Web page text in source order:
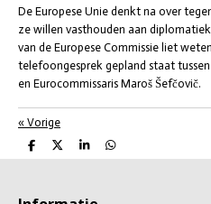
De Europese Unie denkt na over
ze willen vasthouden aan
van de Europese Commissie liet
telefoongesprek gepland staat
en Eurocommissaris Maroš Šefčovič.
« Vorige
D
e
n
D
e
S
h
e
D
e